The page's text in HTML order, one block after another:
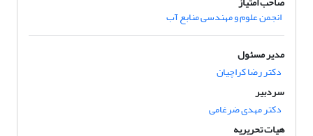
انجمن علوم و مهندسی منابع آب
مدیر مسئول
دکتر رضا کراچیان
سردبیر
دکتر مهدی ضرغامی
هیات تحریریه